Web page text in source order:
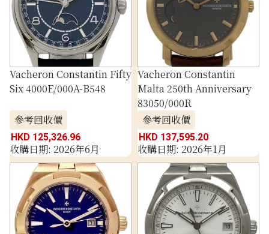
Vacheron Constantin Fifty
Six 4000E/000A-B548
參考回收價
HKD 125,326.96
收購日期: 2026年6月
Vacheron Constantin
Malta 250th Anniversary
83050/000R
參考回收價
HKD 137,595.20
收購日期: 2026年1月